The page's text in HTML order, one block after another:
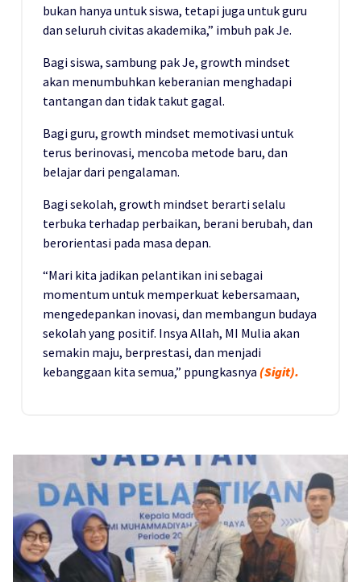
bukan hanya untuk siswa, tetapi juga untuk guru
dan seluruh civitas akademika,” imbuh pak Je.
Bagi siswa, sambung pak Je, growth mindset
akan menumbuhkan keberanian menghadapi
tantangan dan tidak takut gagal.
Bagi guru, growth mindset memotivasi untuk
terus berinovasi, mencoba metode baru, dan
belajar dari pengalaman.
Bagi sekolah, growth mindset berarti selalu
terbuka terhadap perbaikan, berani berubah, dan
berorientasi pada masa depan.
“Mari kita jadikan pelantikan ini sebagai
momentum untuk memperkuat kebersamaan,
mengedepankan inovasi, dan membangun budaya
sekolah yang positif. Insya Allah, MI Mulia akan
semakin maju, berprestasi, dan menjadi
kebanggaan kita semua,” ppungkasnya (Sigit).